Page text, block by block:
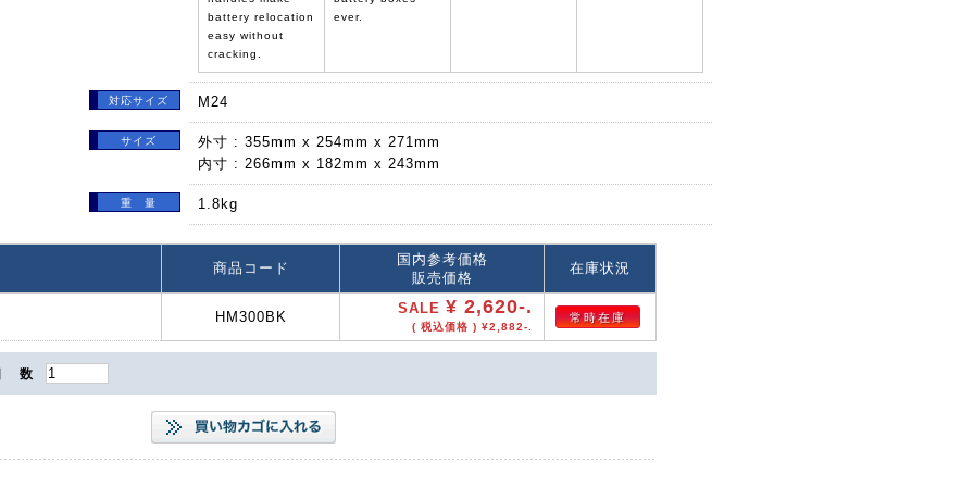
battery relocation
easy without
cracking.
ever.
対応サイズ M24
サイズ
外寸 : 355mm x 254mm x 271mm
内寸 : 266mm x 182mm x 243mm
重 量 1.8kg
商品コード
国内参考価格
販売価格
在庫状況
HM300BK
SALE ¥ 2,620-.
( 税込価格 ) ¥2,882-.
常時在庫
数